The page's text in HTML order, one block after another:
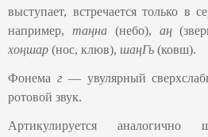
выступает, встречается только в
например, таңна (небо), аң
хоңшар (нос, клюв), шаңГь (ковш).
Фонема г— увулярный
ротовой звук.
Артикулируется